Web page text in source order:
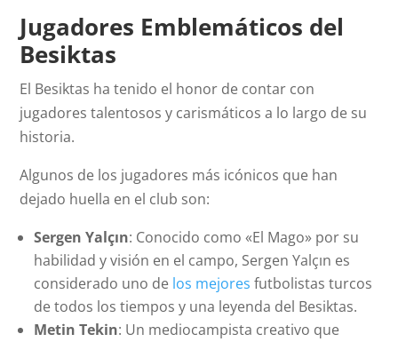
Jugadores Emblemáticos del
Besiktas
El Besiktas ha tenido el honor de contar con
jugadores talentosos y carismáticos a lo largo de su
historia.
Algunos de los jugadores más icónicos que han
dejado huella en el club son:
Sergen Yalçın: Conocido como «El Mago» por su
habilidad y visión en el campo, Sergen Yalçın es
considerado uno de los mejores futbolistas turcos
de todos los tiempos y una leyenda del Besiktas.
Metin Tekin: Un mediocampista creativo que